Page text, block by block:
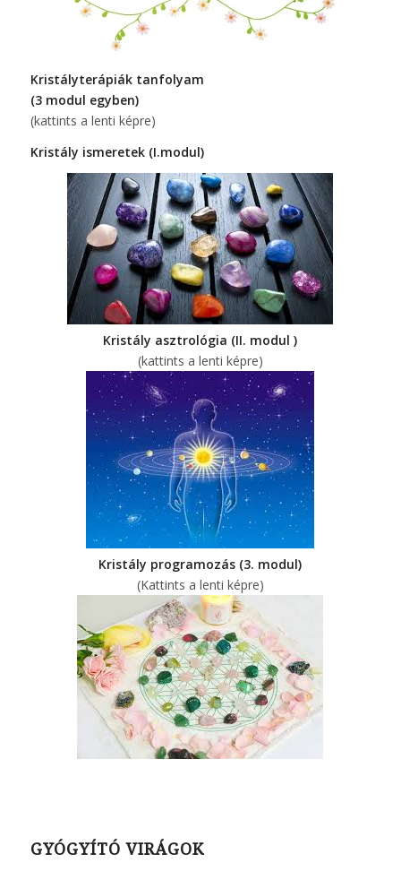
Kristályterápiák tanfolyam
(3 modul egyben)
(kattints a lenti képre)
Kristály ismeretek (I.modul)
Kristály asztrológia (II. modul )
(kattints a lenti képre)
Kristály programozás (3. modul)
(Kattints a lenti képre)
GYÓGYÍTÓ VIRÁGOK